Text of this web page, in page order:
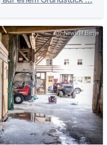
112 News/M.Benje